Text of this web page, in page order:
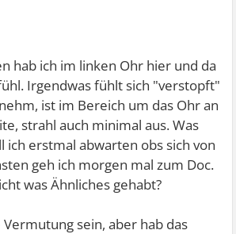
hab ich im linken Ohr hier und da
Irgendwas fühlt sich "verstopft"
ist im Bereich um das Ohr an
strahl auch minimal aus. Was
ich erstmal abwarten obs sich von
geh ich morgen mal zum Doc.
was Ähnliches gehabt?
Vermutung sein, aber hab das